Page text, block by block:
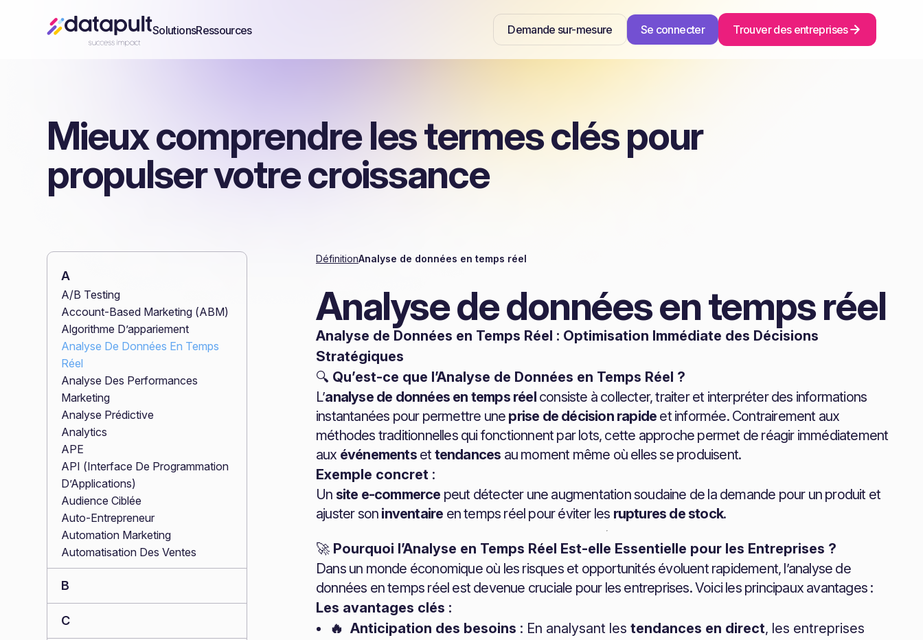
SolutionsRessources Demande sur-mesure Se connecter Trouver des entreprises
Mieux comprendre les termes clés pour
propulser votre croissance
A
A/B Testing
Account-Based Marketing (ABM)
Algorithme D’appariement
Analyse De Données En Temps
Réel
Analyse Des Performances
Marketing
Analyse Prédictive
Analytics
APE
API (Interface De Programmation
D’Applications)
Audience Ciblée
Auto-Entrepreneur
Automation Marketing
Automatisation Des Ventes
B
C
DéfinitionAnalyse de données en temps réel
Analyse de données en temps réel
Analyse de Données en Temps Réel : Optimisation Immédiate des Décisions
Stratégiques
🔍 Qu’est-ce que l’Analyse de Données en Temps Réel ?
L’analyse de données en temps réelconsiste à collecter, traiter et interpréter des informations
instantanées pour permettre une prise de décision rapide et informée. Contrairement aux
méthodes traditionnelles qui fonctionnent par lots, cette approche permet de réagir immédiatement
aux événementset tendances au moment même où elles se produisent.
Exemple concret :
Un site e-commerce peut détecter une augmentation soudaine de la demande pour un produit et
ajuster son inventaire en temps réel pour éviter les ruptures de stock.
🚀 Pourquoi l’Analyse en Temps Réel Est-elle Essentielle pour les Entreprises ?
Dans un monde économique où les risques et opportunités évoluent rapidement, l’analyse de
données en temps réel est devenue cruciale pour les entreprises. Voici les principaux avantages :
Les avantages clés :
🔥 Anticipation des besoins : En analysant les tendances en direct, les entreprises